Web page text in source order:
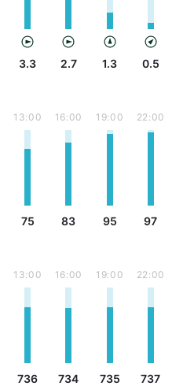
3.3 2.7 1.3 0.5
13:00
75
16:00
83
19:00
95
22:00
97
13:00
736
16:00
734
19:00
735
22:00
737